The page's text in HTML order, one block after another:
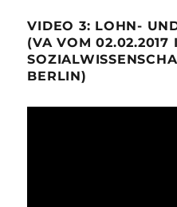
VIDEO 3: LOHN-
(VA VOM 02.02.2017
BERLIN)